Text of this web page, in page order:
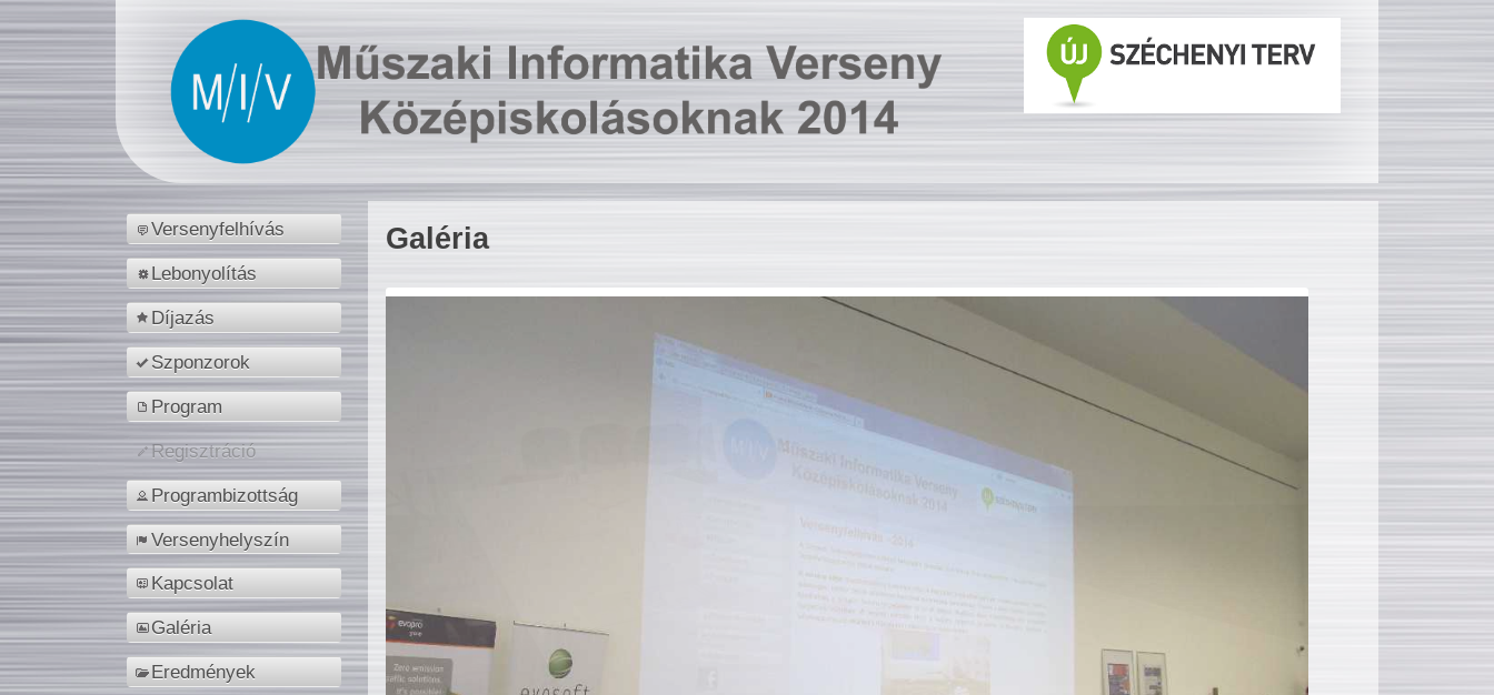
Versenyfelhívás
Lebonyolítás
Díjazás
Szponzorok
Program
Regisztráció
Programbizottság
Versenyhelyszín
Kapcsolat
Galéria
Eredmények
Galéria